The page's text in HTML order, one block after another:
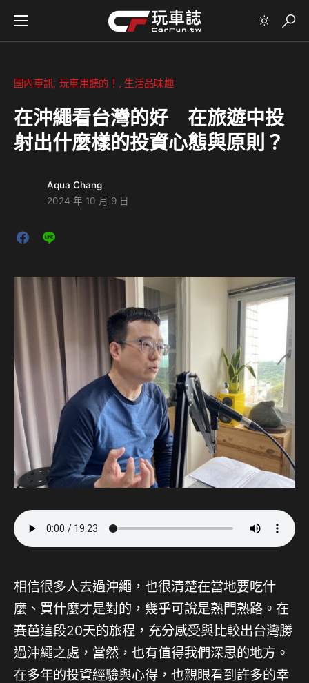
國內車訊 玩車用聽的！ 生活品味趣
在沖繩看台灣的好 在旅遊中投
射出什麼樣的投資心態與原則？
Aqua Chang
2024 年 10 月 9 日
相信很多人去過沖繩，也很清楚在當地要吃什
麼、買什麼才是對的，幾乎可說是熟門熟路。在
賽芭這段20天的旅程，充分感受與比較出台灣勝
過沖繩之處，當然，也有值得我們深思的地方。
在多年的投資經驗與心得，也親眼看到許多的幸